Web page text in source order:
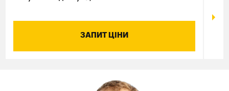
ЗАПИТ ЦІНИ